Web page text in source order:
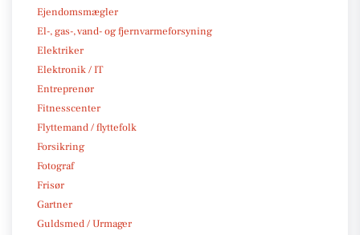
Ejendomsmægler
El-, gas-, vand- og fjernvarmeforsyning
Elektriker
Elektronik / IT
Entreprenør
Fitnesscenter
Flyttemand / flyttefolk
Forsikring
Fotograf
Frisør
Gartner
Guldsmed / Urmager